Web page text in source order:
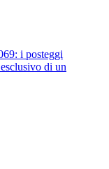
i posteggi
di un